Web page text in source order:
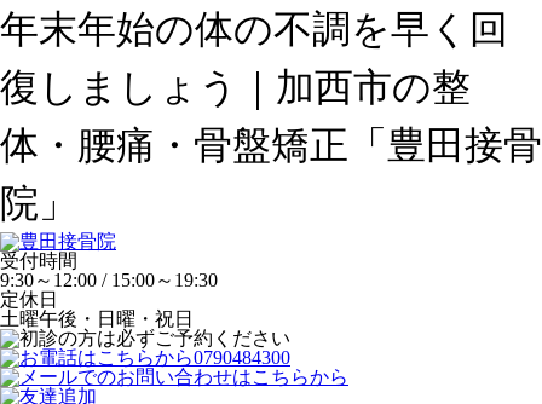
年末年始の体の不調を早く回
復しましょう｜加西市の整
体・腰痛・骨盤矯正「豊田接骨
院」
受付時間
9:30～12:00 / 15:00～19:30
定休日
土曜午後・日曜・祝日